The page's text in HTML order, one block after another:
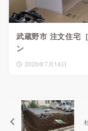
武蔵野市 注文住宅
ン
2026年7月14日